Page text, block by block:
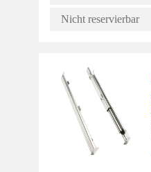
Nicht reservierbar